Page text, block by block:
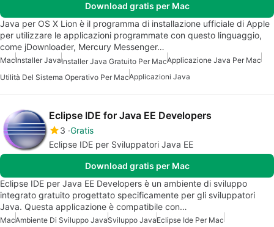
Download gratis per Mac
Java per OS X Lion è il programma di installazione ufficiale di Apple
per utilizzare le applicazioni programmate con questo linguaggio,
come jDownloader, Mercury Messenger…
MacInstaller JavaInstaller Java Gratuito Per MacApplicazione Java Per Mac
Utilità Del Sistema Operativo Per MacApplicazioni Java
Eclipse IDE for Java EE Developers
3 Gratis
Eclipse IDE per Sviluppatori Java EE
Download gratis per Mac
Eclipse IDE per Java EE Developers è un ambiente di sviluppo
integrato gratuito progettato specificamente per gli sviluppatori
Java. Questa applicazione è compatibile con…
MacAmbiente Di Sviluppo JavaSviluppo JavaEclipse Ide Per Mac